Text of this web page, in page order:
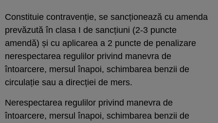
Constituie contravenție, se sancționează cu amenda
prevăzută în clasa I de sancțiuni (2-3 puncte
amendă) și cu aplicarea a 2 puncte de penalizare
nerespectarea regulilor privind manevra de
întoarcere, mersul înapoi, schimbarea benzii de
circulație sau a direcției de mers.
Nerespectarea regulilor privind manevra de
întoarcere, mersul înapoi, schimbarea benzii de